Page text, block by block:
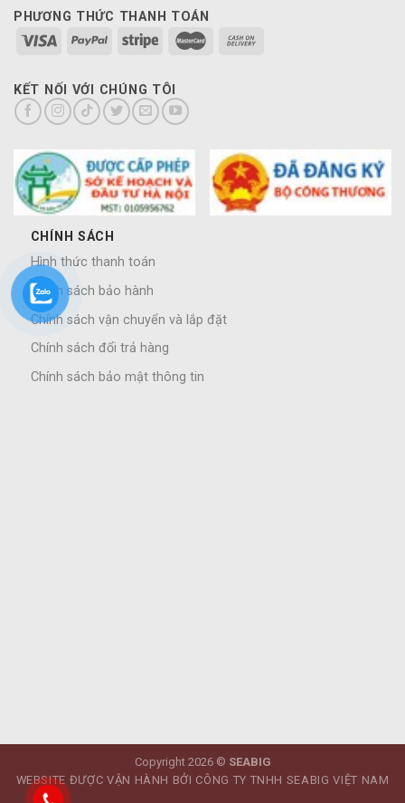
PHƯƠNG THỨC THANH TOÁN
KẾT NỐI VỚI CHÚNG TÔI
CHÍNH SÁCH
Hình thức thanh toán
Chính sách bảo hành
Chính sách vận chuyển và lắp đặt
Chính sách đổi trả hàng
Chính sách bảo mật thông tin
Copyright 2026 © SEABIG
WEBSITE ĐƯỢC VẬN HÀNH BỞI CÔNG TY TNHH SEABIG VIỆT NAM